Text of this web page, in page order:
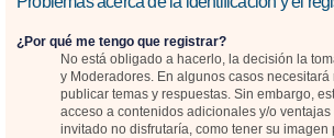
¿Por qué me tengo que registrar?
No está obligado a hacerlo, la decisión la
y Moderadores. En algunos casos necesitará
publicar temas y respuestas. Sin embargo,
acceso a contenidos adicionales y/o
invitado no disfrutaría, como tener su